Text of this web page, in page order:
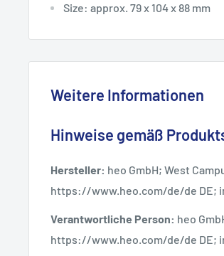
Size: approx. 79 x 104 x 88 mm
Weitere Informationen
Hinweise gemäß
Hersteller: heo GmbH; West
https://www.heo.com/de/de DE;
Verantwortliche Person: heo
https://www.heo.com/de/de DE;